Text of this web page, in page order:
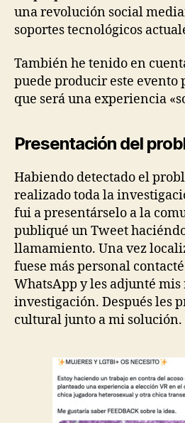
una revolución social
soportes tecnológicos
También he tenido en
puede producir este evento
que será una experiencia
Presentación del
Habiendo detectado el
realizado toda la
fui a presentárselo a la
publiqué un Tweet
llamamiento. Una vez
fuese más personal
WhatsApp y les adjunté mis
investigación. Después les
cultural junto a mi solución.